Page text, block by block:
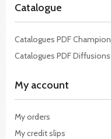
Catalogue
Catalogues PDF Champion
Catalogues PDF Diffusions
My account
My orders
My credit slips